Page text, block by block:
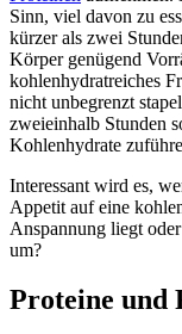
Sinn, viel davon zu
kürzer als zwei
Körper genügend
kohlenhydratreiches
nicht unbegrenzt
zweieinhalb Stunden
Kohlenhydrate
Interessant wird es,
Appetit auf eine
Anspannung liegt
um?
Proteine und